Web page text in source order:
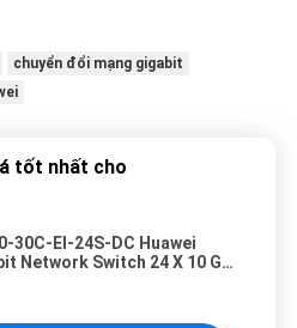
chuyển đổi mạng gigabit
tốt nhất cho
30C-EI-24S-DC Huawei
Network Switch 24 X 10 GE